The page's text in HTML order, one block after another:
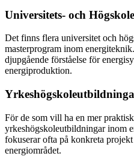
Universitets- och
Det finns flera universitet och
masterprogram inom
djupgående förståelse för
energiproduktion.
För de som vill ha en mer
yrkeshögskoleutbildningar inom
fokuserar ofta på konkreta
energiområdet.